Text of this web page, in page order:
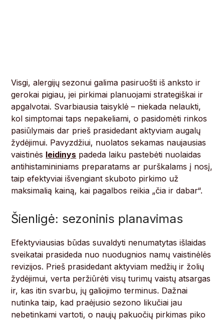
Visgi, alergijų sezonui galima pasiruošti iš anksto ir
gerokai pigiau, jei pirkimai planuojami strategiškai ir
apgalvotai. Svarbiausia taisyklė – niekada nelaukti,
kol simptomai taps nepakeliami, o pasidomėti rinkos
pasiūlymais dar prieš prasidedant aktyviam augalų
žydėjimui. Pavyzdžiui, nuolatos sekamas naujausias
vaistinės leidinys padeda laiku pastebėti nuolaidas
antihistamininiams preparatams ar purškalams į nosį,
taip efektyviai išvengiant skuboto pirkimo už
maksimalią kainą, kai pagalbos reikia „čia ir dabar“.
Šienligė: sezoninis planavimas
Efektyviausias būdas suvaldyti nenumatytas išlaidas
sveikatai prasideda nuo nuodugnios namų vaistinėlės
revizijos. Prieš prasidedant aktyviam medžių ir žolių
žydėjimui, verta peržiūrėti visų turimų vaistų atsargas
ir, kas itin svarbu, jų galiojimo terminus. Dažnai
nutinka taip, kad praėjusio sezono likučiai jau
nebetinkami vartoti, o naujų pakuočių pirkimas piko